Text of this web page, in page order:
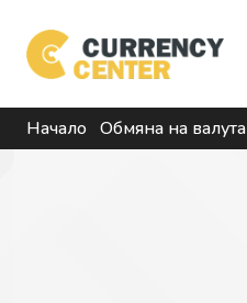
Начало Обмяна на валута